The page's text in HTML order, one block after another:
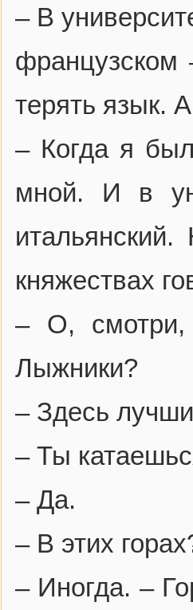
– В
французском
терять язык.
– Когда я
мной. И в
княжествах
– О, смотри,
Лыжники?
– Здесь
– Ты
– Да.
– В этих
– Иногда. –